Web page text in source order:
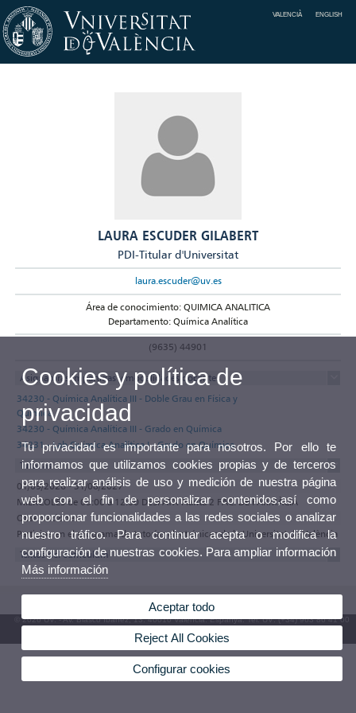
VALENCIÀ ENGLISH
LAURA ESCUDER GILABERT
PDI-Titular d'Universitat
laura.escuder@uv.es
Área de conocimiento: QUIMICA ANALITICA
Departamento: Química Analítica
(9635) 44901
Asignaturas impartidas y modalidades docentes
34230 - Química Analítica III - Doble Grau en Física y
Química
34230 - Química Analítica III - Grado en Química
34231 - Lab.Química Analítica I - Grado en Química
Tutorías
01/09/2026 - 31/08/2027
MIÉRCOLES de 09:00 a 12:00 DESPATX Planta 2 FAC. DE FARMÀCIA
Observaciones
Participa en el programa de tutorías electrónicas de la Universitat de València
Textos del currículum
© 2026 UV. - Av. Blasco Ibáñez, 13. 46010 València. Espanya. Tel. UV: (+34) 963 86 41 00
Buzón UV
Cookies y política de
privacidad
Tu privacidad es importante para nosotros. Por ello te
informamos que utilizamos cookies propias y de terceros
para realizar análisis de uso y medición de nuestra página
web con el fin de personalizar contenidos,así como
proporcionar funcionalidades a las redes sociales o analizar
nuestro tráfico. Para continuar acepta o modifica la
configuración de nuestras cookies. Para ampliar información
Más información
Aceptar todo
Reject All Cookies
Configurar cookies